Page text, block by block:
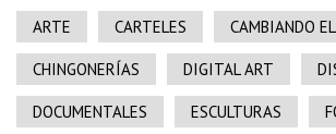
ARTE CARTELES CAMBIANDO
CHINGONERÍAS DIGITAL ART
DOCUMENTALES ESCULTURAS